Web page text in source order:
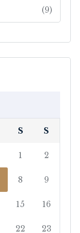
(9)
S S
1 2
8 9
15 16
22 23